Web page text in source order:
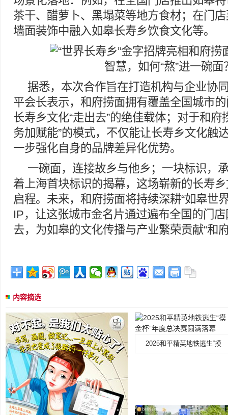
茶干、醋萝卜、黑塌菜等地方食材；在门
墙面装饰中融入如皋长寿乡饮食文化等。
据悉，本次合作旨在打造机构与企业协
平会长表示，和府捞面拥有覆盖全国城市
长寿乡文化“走出去”的绝佳载体；对于和府
务加赋能”的模式，不仅能让长寿乡文化触
一步强化自身的品牌差异化优势。
一碗面，连接故乡与他乡；一块标识，
着上海首块标识的揭幕，这场崭新的长寿
启程。未来，和府捞面将持续深耕“如皋世
IP，让这张城市金名片通过遍布全国的门
去，为如皋的文化传播与产业繁荣贡献“和
内容摘选
2025和平精英地铁逃生“摸